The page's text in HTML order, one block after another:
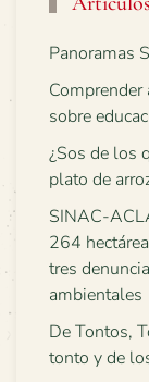
Panoramas
sobre
¿Sos de los
plato de
SINAC-
264
tres
ambientales
De Tontos,
tonto y de